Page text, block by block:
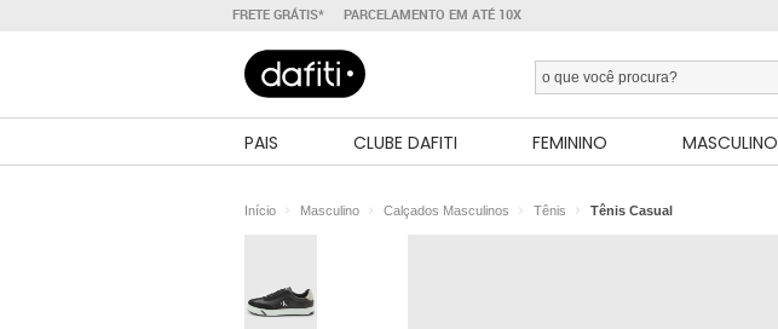
FRETE GRÁTIS* PARCELAMENTO EM ATÉ 10X
PAIS CLUBE DAFITI FEMININO MASCULINO
Início Masculino Calçados Masculinos Tênis Tênis Casual